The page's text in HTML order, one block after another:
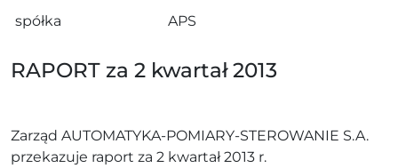
spółka
APS
RAPORT za 2 kwartał 2013
Zarząd AUTOMATYKA-POMIARY-STEROWANIE S.A.
przekazuje raport za 2 kwartał 2013 r.